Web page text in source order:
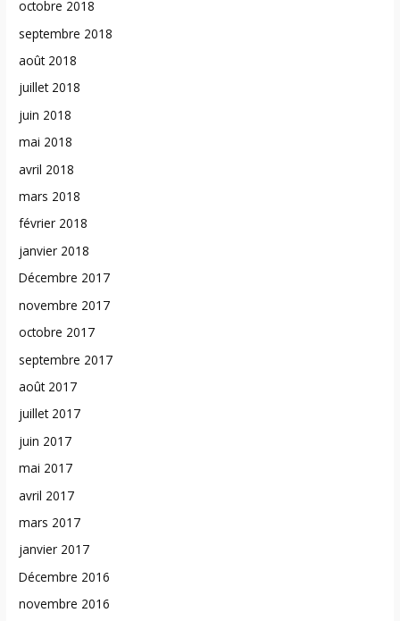
octobre 2018
septembre 2018
août 2018
juillet 2018
juin 2018
mai 2018
avril 2018
mars 2018
février 2018
janvier 2018
Décembre 2017
novembre 2017
octobre 2017
septembre 2017
août 2017
juillet 2017
juin 2017
mai 2017
avril 2017
mars 2017
janvier 2017
Décembre 2016
novembre 2016